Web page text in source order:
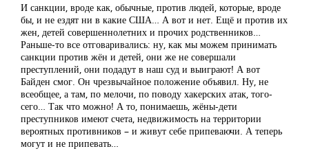
И санкции, вроде как, обычные, против людей, которые, вроде
бы, и не ездят ни в какие США… А вот и нет. Ещё и против их
жен, детей совершеннолетних и прочих родственников…
Раньше-то все отговаривались: ну, как мы можем принимать
санкции против жён и детей, они же не совершали
преступлений, они подадут в наш суд и выиграют! А вот
Байден смог. Он чрезвычайное положение объявил. Ну, не
всеобщее, а там, по мелочи, по поводу хакерских атак, того-
сего… Так что можно! А то, понимаешь, жёны-дети
преступников имеют счета, недвижимость на территории
вероятных противников – и живут себе припеваючи. А теперь
могут и не припевать…